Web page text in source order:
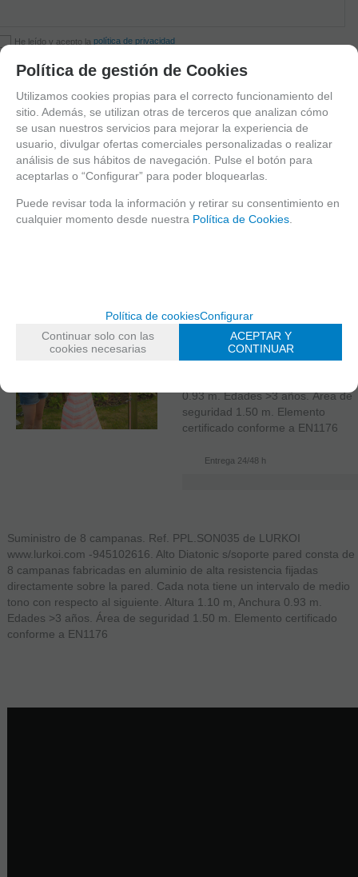
He leído y acepto la política de privacidad
Home AREAS DE JUEGO JUEGOS MUSICALES CAMPANAS
Alto Diatonic (sin soporte pared - solo
notas) PARA FIJAR A LA PARED
PPL.SON035-PARED
aluminio de alta resistencia fijadas
directamente sobre la pared.
Cada nota tiene un intervalo de
medio tono con respecto al
0.93 m. Edades >3 años. Área de
seguridad 1.50 m. Elemento
certificado conforme a EN1176
Entrega 24/48 h
Suministro de 8 campanas. Ref. PPL.SON035 de LURKOI
www.lurkoi.com -945102616. Alto Diatonic s/soporte pared consta de
8 campanas fabricadas en aluminio de alta resistencia fijadas
directamente sobre la pared. Cada nota tiene un intervalo de medio
tono con respecto al siguiente. Altura 1.10 m, Anchura 0.93 m.
Edades >3 años. Área de seguridad 1.50 m. Elemento certificado
conforme a EN1176
Política de gestión de Cookies
Utilizamos cookies propias para el correcto funcionamiento del
sitio. Además, se utilizan otras de terceros que analizan cómo
se usan nuestros servicios para mejorar la experiencia de
usuario, divulgar ofertas comerciales personalizadas o realizar
análisis de sus hábitos de navegación. Pulse el botón para
aceptarlas o “Configurar” para poder bloquearlas.
Puede revisar toda la información y retirar su consentimiento en
cualquier momento desde nuestra Política de Cookies
Política de cookiesConfigurar
Continuar solo con las
cookies necesarias
ACEPTAR Y
CONTINUAR